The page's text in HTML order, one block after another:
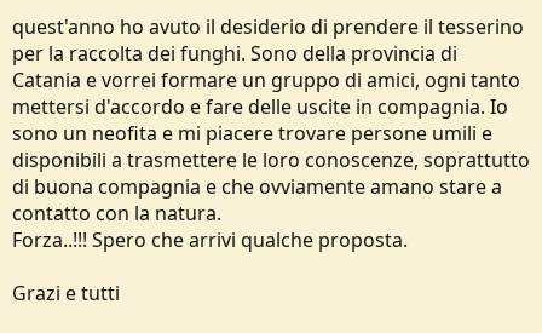
s
s
i
o
n
e
quest'anno ho avuto il desiderio di prendere il tesserino
per la raccolta dei funghi. Sono della provincia di
Catania e vorrei formare un gruppo di amici, ogni tanto
mettersi d'accordo e fare delle uscite in compagnia. Io
sono un neofita e mi piacere trovare persone umili e
disponibili a trasmettere le loro conoscenze, soprattutto
di buona compagnia e che ovviamente amano stare a
contatto con la natura.
Forza..!!! Spero che arrivi qualche proposta.
Grazi e tutti